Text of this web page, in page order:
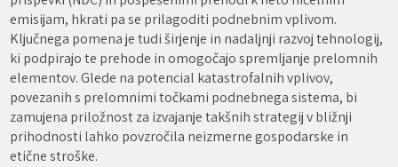
emisijam, hkrati pa se prilagoditi podnebnim vplivom.
Ključnega pomena je tudi širjenje in nadaljnji razvoj tehnologij,
ki podpirajo te prehode in omogočajo spremljanje prelomnih
elementov. Glede na potencial katastrofalnih vplivov,
povezanih s prelomnimi točkami podnebnega sistema, bi
zamujena priložnost za izvajanje takšnih strategij v bližnji
prihodnosti lahko povzročila neizmerne gospodarske in
etične stroške.